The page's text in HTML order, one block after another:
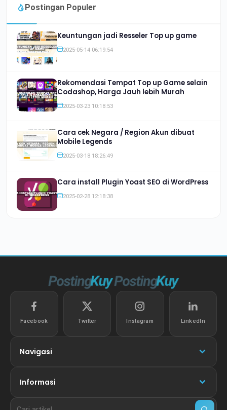
Postingan Populer
Keuntungan jadi Resseler Top up game
2025-05-14 06:19:54
Rekomendasi Tempat Top up Game selain
Codashop, Harga Jauh lebih Murah
2025-03-23 10:18:53
Cara cek Negara / Region Akun dibuat
Mobile Legends
2025-03-18 18:26:49
Cara install Plugin Yoast SEO di WordPress
2025-02-28 12:18:38
Facebook Twitter Instagram LinkedIn
Navigasi
Informasi